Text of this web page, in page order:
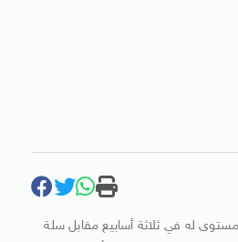
مستوى له في ثلاثة أسابيع مقابل سلة